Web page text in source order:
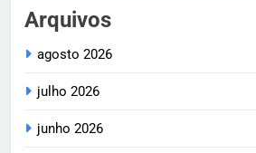
Arquivos
agosto 2026
julho 2026
junho 2026